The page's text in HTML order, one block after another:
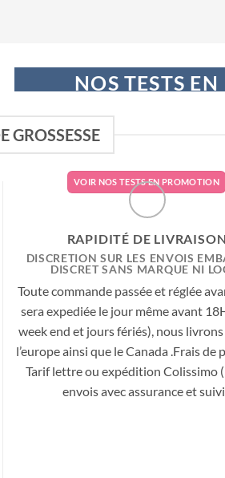
NOS TESTS EN
A PARTIR DE 0,20€
VOIR NOS TESTS EN PROMOTION
GROSSESSE
RAPIDITÉ DE LIVRAISON
DISCRETION SUR LES ENVOIS
DISCRET SANS MARQUE NI
Toute commande passée et réglée
sera expediée le jour même avant
week end et jours fériés), nous
l’europe ainsi que le Canada .Frais de
Tarif lettre ou expédition Colissimo
envois avec assurance et